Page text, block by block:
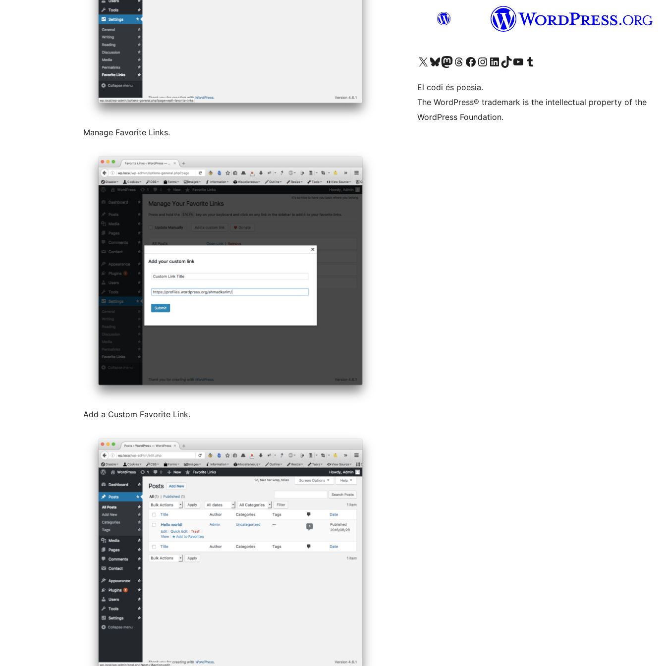
Manage Favorite Links.
Add a Custom Favorite Link.
Visiteu el nostre compte X (abans Twitter)
Visiteu el nostre compte de Bluesky
Visiteu el nostre compte al Mastodon
Visiteu el nostre compte de Threads
Visiteu la nostra pàgina al Facebook
Visiteu el nostre compte d'Instagram
Visiteu el nostre compte de LinkedIn
Visiteu el nostre compte de TikTok
Visiteu el nostre canal al YouTube
Visiteu el nostre compte de Tumblr
El codi és poesia.
The WordPress® trademark is the intellectual property of the
WordPress Foundation.